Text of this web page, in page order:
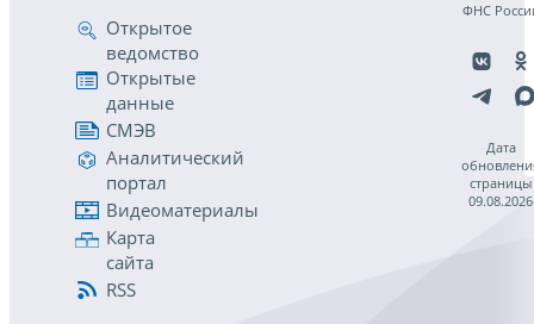
Открытое
ведомство
Открытые
данные
СМЭВ
Аналитический
портал
Видеоматериалы
Карта
сайта
RSS
ФНС
Дата
страницы
09.08.2026